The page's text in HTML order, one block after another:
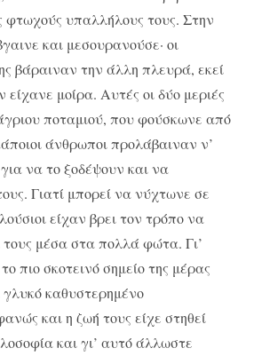
υπαλλήλους τους. Στην
και μεσουρανούσε· οι
βάραιναν την άλλη πλευρά, εκεί
είχανε μοίρα. Αυτές οι δύο μεριές
ποταμιού, που φούσκωνε από
άνθρωποι προλάβαιναν ν’
να το ξοδέψουν και να
Γιατί μπορεί να νύχτωνε σε
είχαν βρει τον τρόπο να
τους μέσα στα πολλά φώτα. Γι’
πιο σκοτεινό σημείο της μέρας
καθυστερημένο
και η ζωή τους είχε στηθεί
και γι’ αυτό άλλωστε